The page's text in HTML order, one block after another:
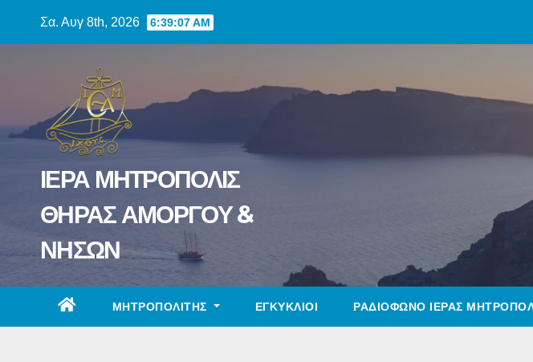
Σα. Αυγ 8th, 2026 6:39:08 AM
ΙΕΡΑ ΜΗΤΡΟΠΟΛΙΣ
ΘΗΡΑΣ ΑΜΟΡΓΟΥ &
ΝΗΣΩΝ
ΜΗΤΡΟΠΟΛΙΤΗΣ ΕΓΚΥΚΛΙΟΙ ΡΑΔΙΟΦΩΝΟ ΙΕΡΑΣ